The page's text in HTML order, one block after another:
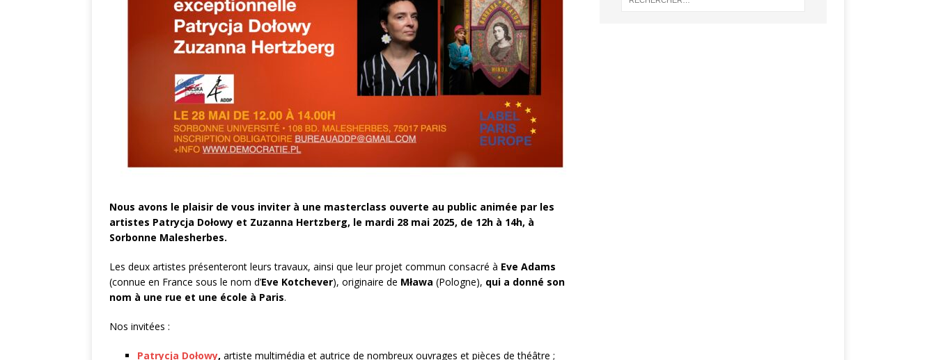
Nous avons le plaisir de vous inviter à une masterclass ouverte au public animée par les
artistes Patrycja Dołowy et Zuzanna Hertzberg, le mardi 28 mai 2025, de 12h à 14h, à
Sorbonne Malesherbes.
Les deux artistes présenteront leurs travaux, ainsi que leur projet commun consacré à Eve Adams
(connue en France sous le nom d’Eve Kotchever), originaire de Mława (Pologne), qui a donné son
nom à une rue et une école à Paris.
Nos invitées :
Patrycja Dołowy, artiste multimédia et autrice de nombreux ouvrages et pièces de théâtre ;